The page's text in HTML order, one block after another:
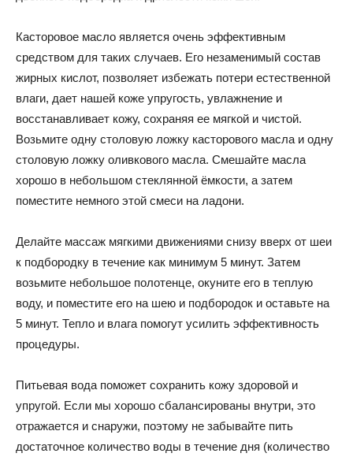
Касторовое масло является очень эффективным
средством для таких случаев. Его незаменимый состав
жирных кислот, позволяет избежать потери естественной
влаги, дает нашей коже упругость, увлажнение и
восстанавливает кожу, сохраняя ее мягкой и чистой.
Возьмите одну столовую ложку касторового масла и одну
столовую ложку оливкового масла. Смешайте масла
хорошо в небольшом стеклянной ёмкости, а затем
поместите немного этой смеси на ладони.
Делайте массаж мягкими движениями снизу вверх от шеи
к подбородку в течение как минимум 5 минут. Затем
возьмите небольшое полотенце, окуните его в теплую
воду, и поместите его на шею и подбородок и оставьте на
5 минут. Тепло и влага помогут усилить эффективность
процедуры.
Питьевая вода поможет сохранить кожу здоровой и
упругой. Если мы хорошо сбалансированы внутри, это
отражается и снаружи, поэтому не забывайте пить
достаточное количество воды в течение дня (количество